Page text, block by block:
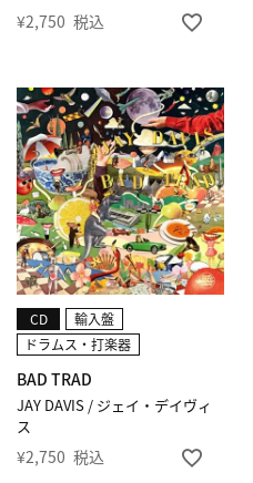
¥2,750 税込
JAY DAVIS / ジェイ・デイヴィ
ス
BAD TRAD
CD
輸入盤
ドラムス・打楽器
¥2,750 税込